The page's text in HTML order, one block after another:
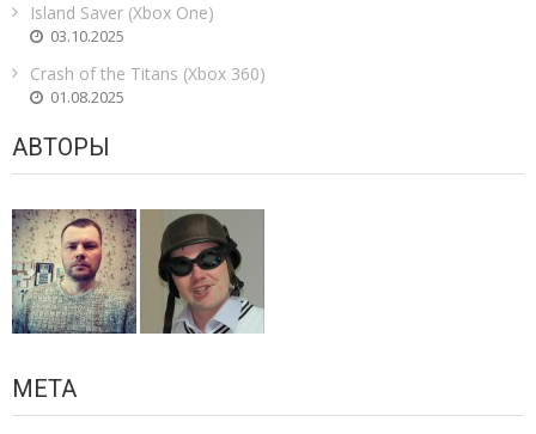
Island Saver (Xbox One)
03.10.2025
Crash of the Titans (Xbox 360)
01.08.2025
АВТОРЫ
МЕТА